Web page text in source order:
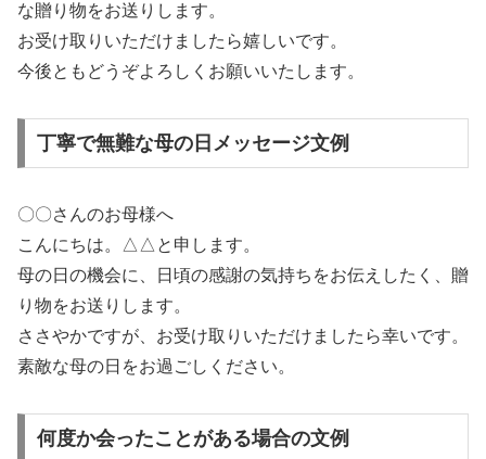
な贈り物をお送りします。
お受け取りいただけましたら嬉しいです。
今後ともどうぞよろしくお願いいたします。
丁寧で無難な母の日メッセージ文例
〇〇さんのお母様へ
こんにちは。△△と申します。
母の日の機会に、日頃の感謝の気持ちをお伝えしたく、贈
り物をお送りします。
ささやかですが、お受け取りいただけましたら幸いです。
素敵な母の日をお過ごしください。
何度か会ったことがある場合の文例